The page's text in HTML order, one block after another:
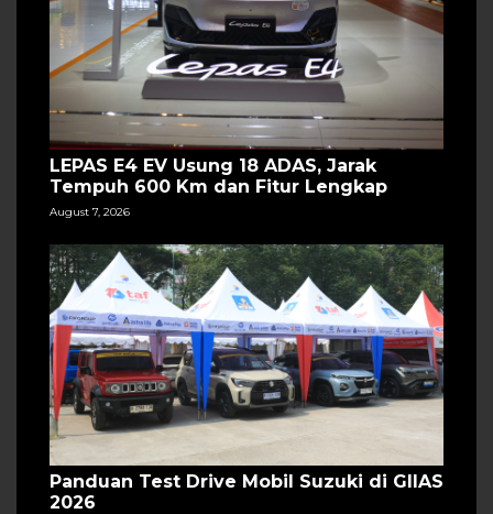
LEPAS E4 EV Usung 18 ADAS, Jarak
Tempuh 600 Km dan Fitur Lengkap
August 7, 2026
Panduan Test Drive Mobil Suzuki di GIIAS
2026